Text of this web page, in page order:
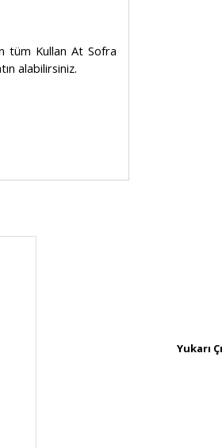
tüm Kullan At Sofra
alabilirsiniz.
formunu
Yukarı